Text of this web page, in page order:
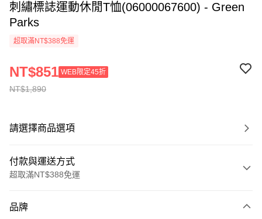
刺繡標誌運動休閒T恤(06000067600) - Green
Parks
超取滿NT$388免運
NT$1,890
NT$851 WEB限定45折
請選擇商品選項
付款與運送方式
超取滿NT$388免運
信用卡一次付款
品牌